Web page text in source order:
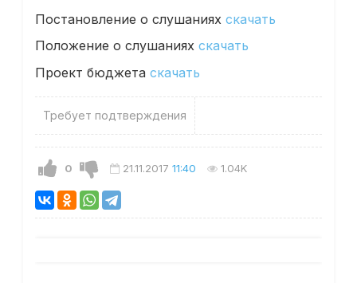
Постановление о слушаниях скачать
Положение о слушаниях скачать
Проект бюджета скачать
Требует подтверждения
0 21.11.2017 11:40 1.04K